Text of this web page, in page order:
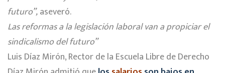
futuro”,aseveró.
Las reformas a la legislación laboral van a propiciar el
sindicalismo del futuro”
Luis Díaz Mirón, Rector de la Escuela Libre de Derecho